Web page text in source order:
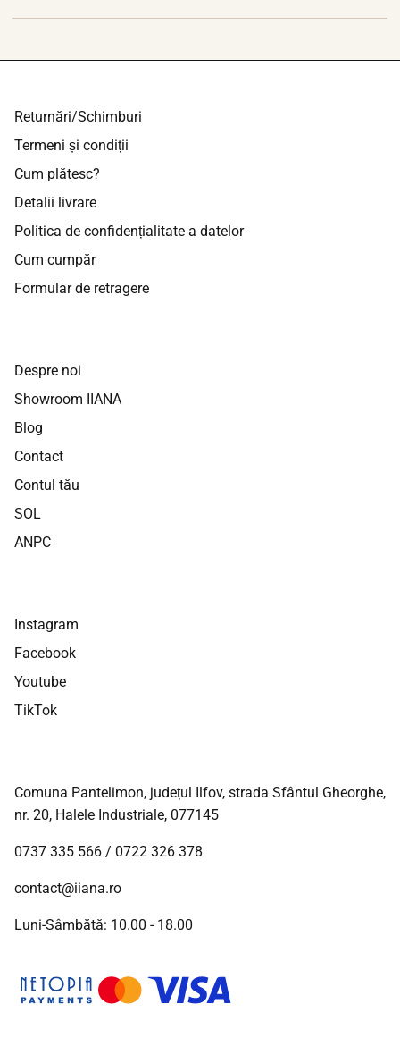
Returnări/Schimburi
Termeni și condiții
Cum plătesc?
Detalii livrare
Politica de confidențialitate a datelor
Cum cumpăr
Formular de retragere
Despre noi
Showroom IIANA
Blog
Contact
Contul tău
SOL
ANPC
Instagram
Facebook
Youtube
TikTok
Comuna Pantelimon, județul Ilfov, strada Sfântul Gheorghe,
nr. 20, Halele Industriale, 077145
0737 335 566 / 0722 326 378
contact@iiana.ro
Luni-Sâmbătă: 10.00 - 18.00